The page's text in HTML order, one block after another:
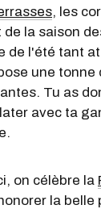
, les
de la saison
de l'été tant
une tonne
Tu as
avec ta
on célèbre la
la belle